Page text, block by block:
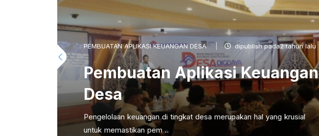
PEMBUATAN APLIKASI KEUANGAN DESA dipublish pada2 tahun lalu
Pembuatan Aplikasi Keuangan
Desa
Pengelolaan keuangan di tingkat desa merupakan hal yang krusial
untuk memastikan pem ..